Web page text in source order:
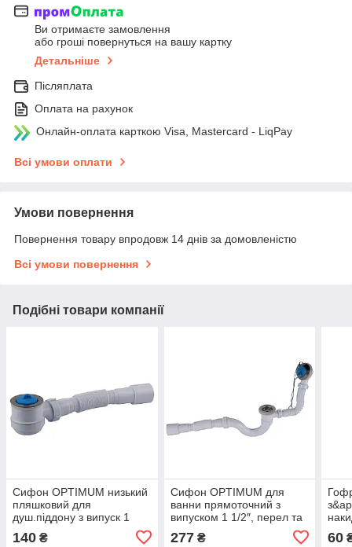
Ви отримаєте замовлення
або гроші повернуться на вашу картку
Детальніше
Післяплата
Оплата на рахунок
Онлайн-оплата карткою Visa, Mastercard - LiqPay
Всі умови оплати
Умови повернення
Повернення товару впродовж 14 днів за домовленістю
Всі умови повернення
Подібні товари компанії
Сифон OPTIMUM низький
пляшковий для
душ.піддону з випуск 1
40*40/50 OPTI 09033
140 ₴
Сифон OPTIMUM для
ванни прямоточний з
випуском 1 1/2″, перел та
OPTI 26133
277₴ 60